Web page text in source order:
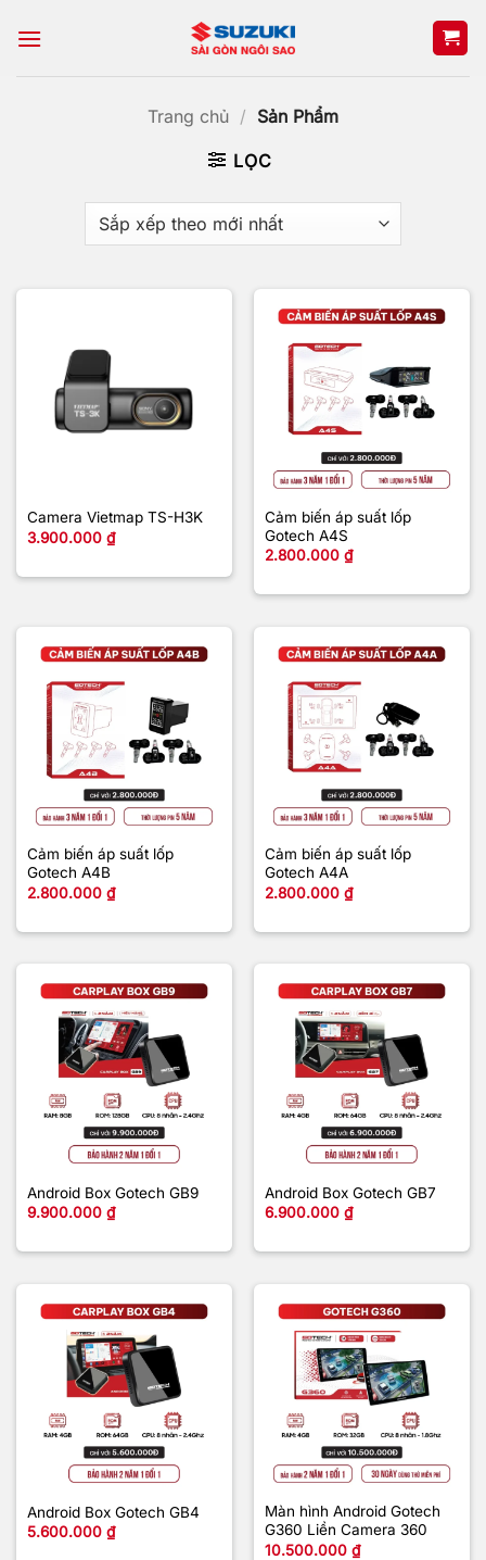
qua
Trang chủ / Sản Phẩm
LỌC
Camera Vietmap TS-H3K
3.900.000 ₫
Cảm biến áp suất lốp
Gotech A4S
2.800.000 ₫
Cảm biến áp suất lốp
Gotech A4B
2.800.000 ₫
Cảm biến áp suất lốp
Gotech A4A
2.800.000 ₫
Android Box Gotech GB9
9.900.000 ₫
Android Box Gotech GB7
6.900.000 ₫
Android Box Gotech GB4
5.600.000 ₫
Màn hình Android Gotech
G360 Liền Camera 360
10.500.000 ₫